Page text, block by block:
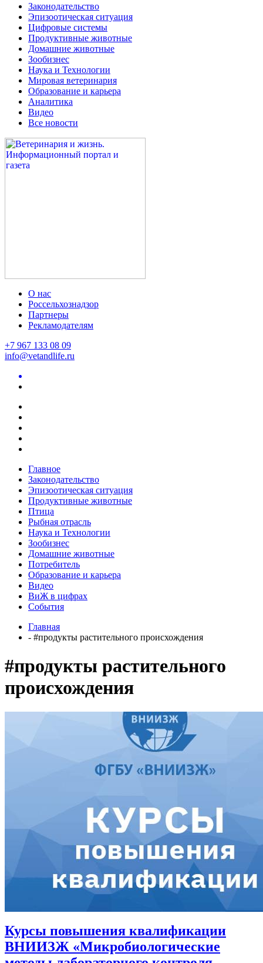
Законодательство
Эпизоотическая ситуация
Цифровые системы
Продуктивные животные
Домашние животные
Зообизнес
Наука и Технологии
Мировая ветеринария
Образование и карьера
Аналитика
Видео
Все новости
О нас
Россельхознадзор
Партнеры
Рекламодателям
+7 967 133 08 09
info@vetandlife.ru
Главное
Законодательство
Эпизоотическая ситуация
Продуктивные животные
Птица
Рыбная отрасль
Наука и Технологии
Зообизнес
Домашние животные
Потребитель
Образование и карьера
Видео
ВиЖ в цифрах
События
Главная
- #продукты растительного происхождения
#продукты растительного
происхождения
Курсы повышения квалификации
ВНИИЗЖ «Микробиологические